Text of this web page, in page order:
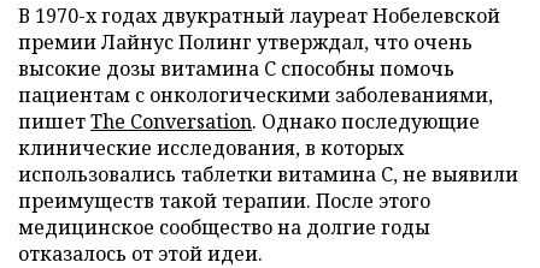
В 1970-х годах двукратный лауреат Нобелевской
премии Лайнус Полинг утверждал, что очень
высокие дозы витамина C способны помочь
пациентам с онкологическими заболеваниями,
пишетThe Conversation. Однако последующие
клинические исследования, в которых
использовались таблетки витамина C, не выявили
преимуществ такой терапии. После этого
медицинское сообщество на долгие годы
отказалось от этой идеи.